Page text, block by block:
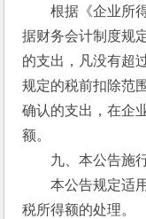
根据《企业所得
据财务会计制度规
的支出，凡没有超
规定的税前扣除范
确认的支出，在企
额。
九、本公告施
本公告规定适用
税所得额的处理。